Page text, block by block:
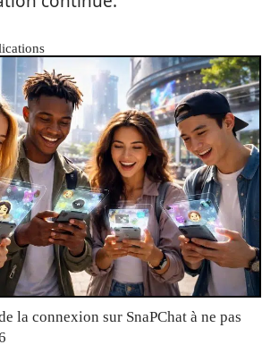
la connexion sur SnaPChat à ne pas